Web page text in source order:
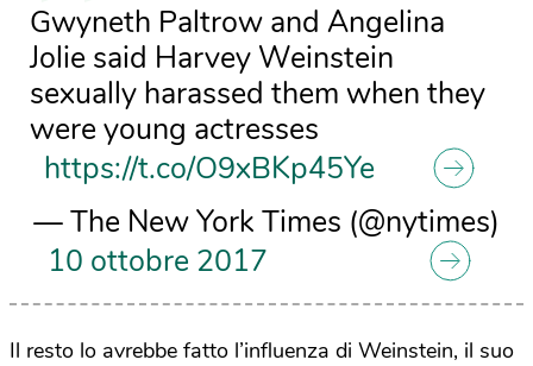
Gwyneth Paltrow and Angelina
Jolie said Harvey Weinstein
sexually harassed them when they
were young actresses
https://t.co/O9xBKp45Ye
— The New York Times (@nytimes)
10 ottobre 2017
Il resto lo avrebbe fatto l’influenza di Weinstein, il suo